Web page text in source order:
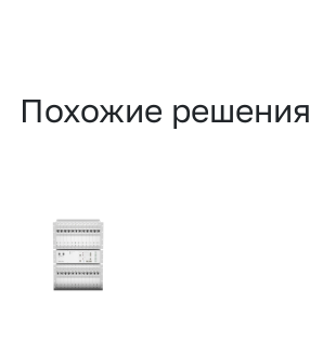
Похожие решения